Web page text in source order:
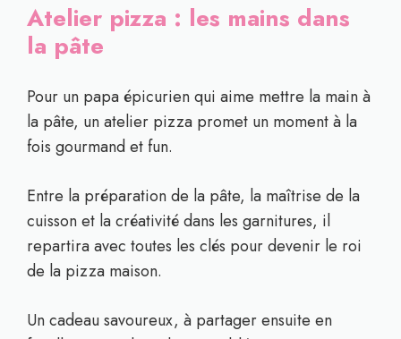
Atelier pizza : les mains dans
la pâte
Pour un papa épicurien qui aime mettre la main à
la pâte, un atelier pizza promet un moment à la
fois gourmand et fun.
Entre la préparation de la pâte, la maîtrise de la
cuisson et la créativité dans les garnitures, il
repartira avec toutes les clés pour devenir le roi
de la pizza maison.
Un cadeau savoureux, à partager ensuite en